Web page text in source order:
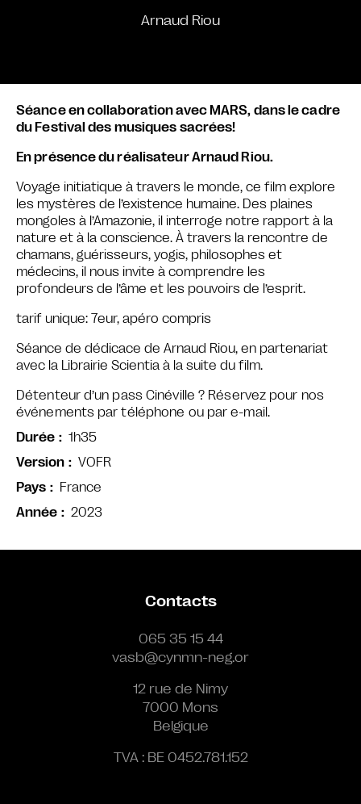
Arnaud Riou
Séance en collaboration avec MARS, dans le cadre
du Festival des musiques sacrées!
En présence du réalisateur Arnaud Riou.
Voyage initiatique à travers le monde, ce film explore
les mystères de l’existence humaine. Des plaines
mongoles à l’Amazonie, il interroge notre rapport à la
nature et à la conscience. À travers la rencontre de
chamans, guérisseurs, yogis, philosophes et
médecins, il nous invite à comprendre les
profondeurs de l’âme et les pouvoirs de l’esprit.
tarif unique: 7eur, apéro compris
Séance de dédicace de Arnaud Riou, en partenariat
avec la Librairie Scientia à la suite du film.
Détenteur d’un pass Cinéville ? Réservez pour nos
événements par téléphone ou par e-mail.
Durée
1h35
Version
VOFR
Pays
France
Année
2023
Contacts
065 35 15 44
vasb@cynmn-neg.or
12 rue de Nimy
7000 Mons
Belgique
TVA : BE 0452.781.152